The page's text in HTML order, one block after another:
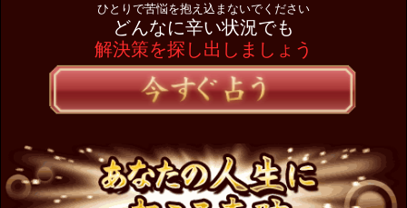
ひとりで苦悩を抱え込まないでください
どんなに辛い状況でも
解決策を探し出しましょう